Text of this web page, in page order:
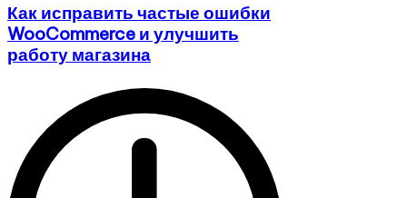
Как исправить частые ошибки
WooCommerce и улучшить
работу магазина